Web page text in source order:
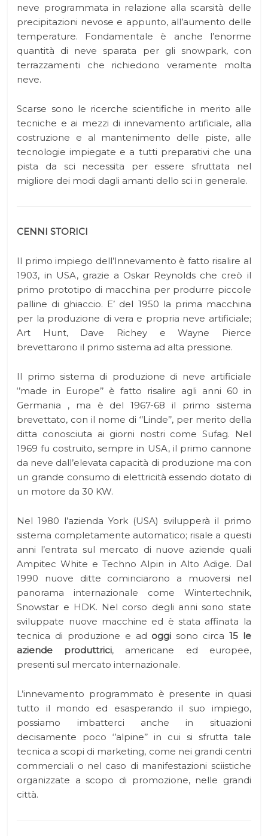
neve programmata in relazione alla scarsità delle
precipitazioni nevose e appunto, all’aumento delle
temperature. Fondamentale è anche l’enorme
quantità di neve sparata per gli snowpark, con
terrazzamenti che richiedono veramente molta
neve.
Scarse sono le ricerche scientifiche in merito alle
tecniche e ai mezzi di innevamento artificiale, alla
costruzione e al mantenimento delle piste, alle
tecnologie impiegate e a tutti preparativi che una
pista da sci necessita per essere sfruttata nel
migliore dei modi dagli amanti dello sci in generale.
CENNI STORICI
Il primo impiego dell’Innevamento è fatto risalire al
1903, in USA, grazie a Oskar Reynolds che creò il
primo prototipo di macchina per produrre piccole
palline di ghiaccio. E’ del 1950 la prima macchina
per la produzione di vera e propria neve artificiale;
Art Hunt, Dave Richey e Wayne Pierce
brevettarono il primo sistema ad alta pressione.
Il primo sistema di produzione di neve artificiale
‘’made in Europe’’ è fatto risalire agli anni 60 in
Germania , ma è del 1967-68 il primo sistema
brevettato, con il nome di ‘’Linde’’, per merito della
ditta conosciuta ai giorni nostri come Sufag. Nel
1969 fu costruito, sempre in USA, il primo cannone
da neve dall’elevata capacità di produzione ma con
un grande consumo di elettricità essendo dotato di
un motore da 30 KW.
Nel 1980 l’azienda York (USA) svilupperà il primo
sistema completamente automatico; risale a questi
anni l’entrata sul mercato di nuove aziende quali
Ampitec White e Techno Alpin in Alto Adige. Dal
1990 nuove ditte cominciarono a muoversi nel
panorama internazionale come Wintertechnik,
Snowstar e HDK. Nel corso degli anni sono state
sviluppate nuove macchine ed è stata affinata la
tecnica di produzione e ad oggi sono circa 15 le
aziende produttrici, americane ed europee,
presenti sul mercato internazionale.
L’innevamento programmato è presente in quasi
tutto il mondo ed esasperando il suo impiego,
possiamo imbatterci anche in situazioni
decisamente poco ‘’alpine’’ in cui si sfrutta tale
tecnica a scopi di marketing, come nei grandi centri
commerciali o nel caso di manifestazioni sciistiche
organizzate a scopo di promozione, nelle grandi
città.